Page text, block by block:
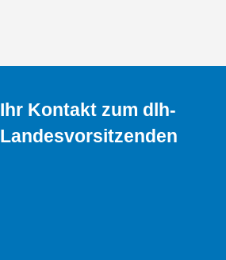
Ihr Kontakt zum dlh-
Landesvorsitzenden